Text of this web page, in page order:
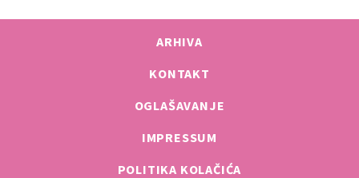
ARHIVA
KONTAKT
OGLAŠAVANJE
IMPRESSUM
POLITIKA KOLAČIĆA